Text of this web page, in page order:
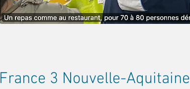
France 3 Nouvelle-Aquitaine